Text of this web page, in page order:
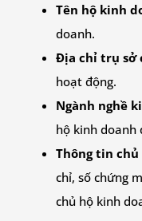
Tên hộ kinh
doanh.
Địa chỉ trụ sở
hoạt động.
Ngành nghề
hộ kinh doanh
Thông tin
chỉ, số chứng
chủ hộ kinh